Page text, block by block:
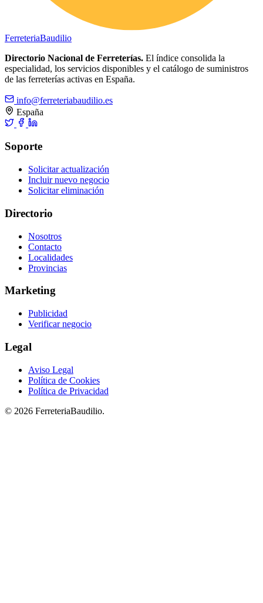
FerreteriaBaudilio
Directorio Nacional de Ferreterías. El índice consolida la
especialidad, los servicios disponibles y el catálogo de suministros
de las ferreterías activas en España.
info@ferreteriabaudilio.es
España
Soporte
Solicitar actualización
Incluir nuevo negocio
Solicitar eliminación
Directorio
Nosotros
Contacto
Localidades
Provincias
Marketing
Publicidad
Verificar negocio
Legal
Aviso Legal
Política de Cookies
Política de Privacidad
© 2026 FerreteriaBaudilio.